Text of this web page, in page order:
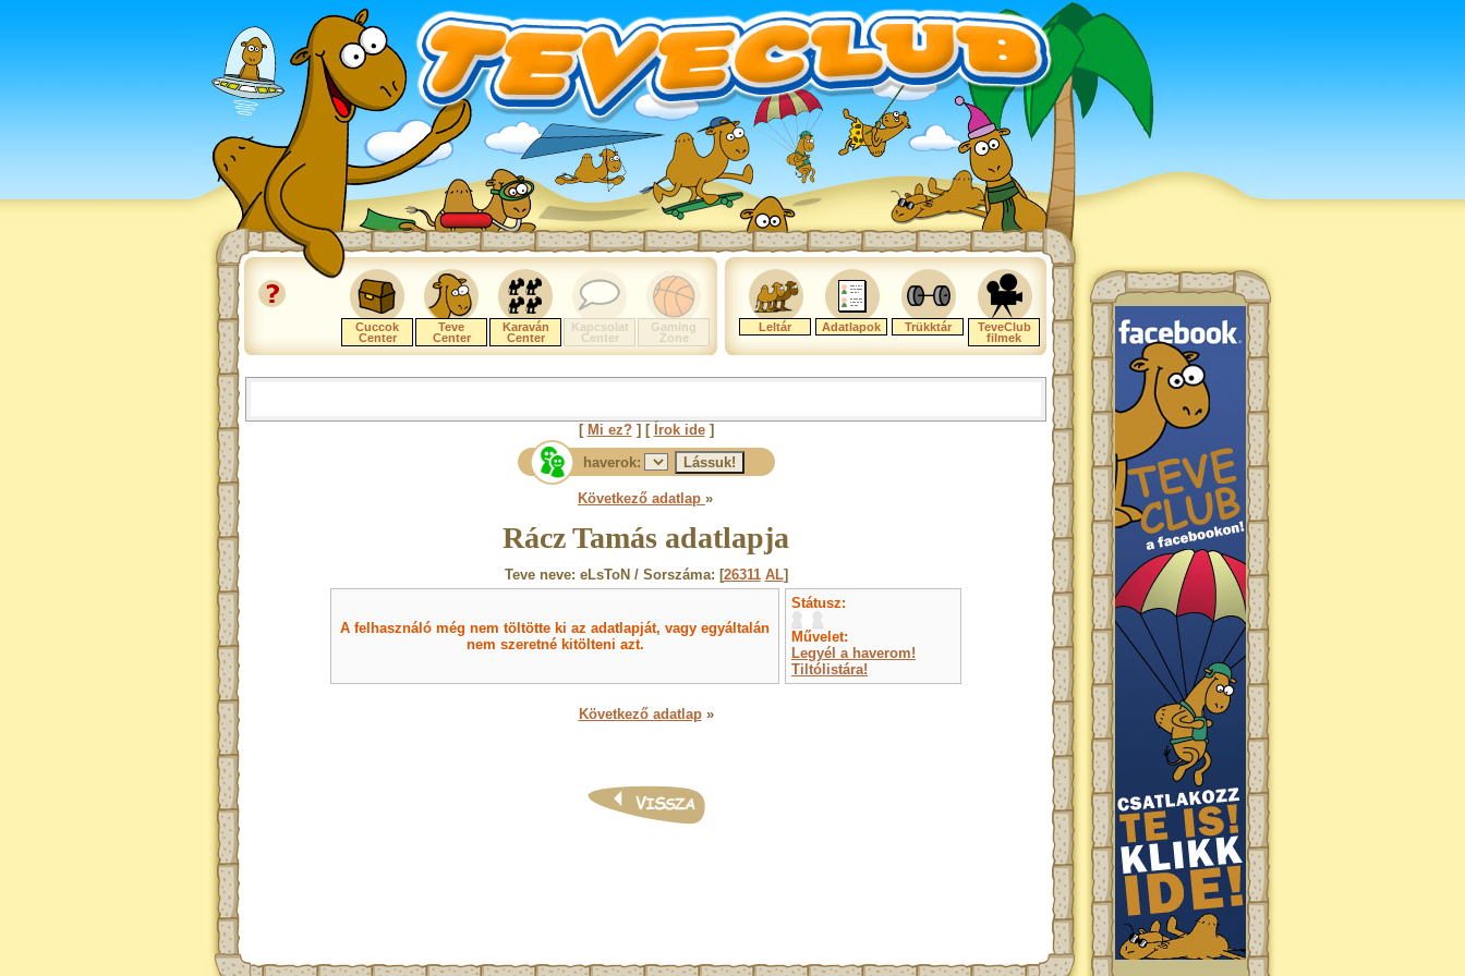
Cuccok
Center
Teve
Center
Karaván
Center
Kapcsolat
Center
Gaming
Zone
Leltár Adatlapok Trükktár
TeveClub
filmek
[ Mi ez?] [ Írok ide]
haverok:
Következő adatlap »
Rácz Tamás adatlapja
Teve neve: eLsToN / Sorszáma: [26311 AL]
A felhasználó még nem töltötte ki az adatlapját, vagy egyáltalán
nem szeretné kitölteni azt.
Státusz:
Művelet:
Legyél a haverom!
Tiltólistára!
Következő adatlap»